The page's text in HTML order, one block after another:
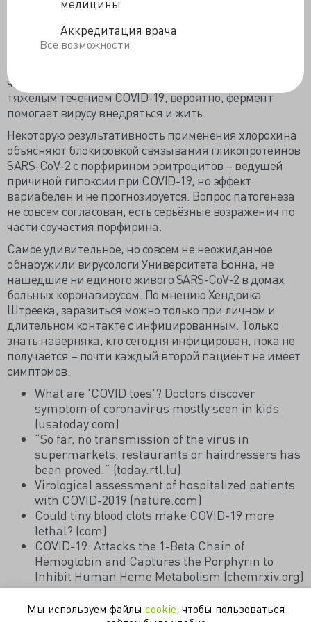
медицины
Аккредитация врача
Все возможности
объясняет его тромбозами и локальным воспалением.
Резкая утрата обоняния, по мнению Жанна
Марраццо из Университета Алабамы, это проявление
что высокий уровень плазмина часто откликается
тяжелым течением COVID-19, вероятно, фермент
помогает вирусу внедряться и жить.
Некоторую результативность применения хлорохина
объясняют блокировкой связывания гликопротеинов
SARS-CoV-2 с порфирином эритроцитов – ведущей
причиной гипоксии при COVID-19, но эффект
вариабелен и не прогнозируется. Вопрос патогенеза
не совсем согласован, есть серьёзные возраженич по
части соучастия порфирина.
Самое удивительное, но совсем не неожиданное
обнаружили вирусологи Университета Бонна, не
нашедшие ни единого живого SARS-CoV-2 в домах
больных коронавирусом. По мнению Хендрика
Штреека, заразиться можно только при личном и
длительном контакте с инфицированным. Только
знать наверняка, кто сегодня инфицирован, пока не
получается – почти каждый второй пациент не имеет
симптомов.
What are 'COVID toes'? Doctors discover
symptom of coronavirus mostly seen in kids
(usatoday.com)
“So far, no transmission of the virus in
supermarkets, restaurants or hairdressers has
been proved.” (today.rtl.lu)
Virological assessment of hospitalized patients
with COVID-2019 (nature.com)
Could tiny blood clots make COVID-19 more
lethal? (com)
COVID-19: Attacks the 1-Beta Chain of
Hemoglobin and Captures the Porphyrin to
Inhibit Human Heme Metabolism (chemrxiv.org)
вирусы дерматология инфекции коронавирус
Мы используем файлы cookie , чтобы пользоваться